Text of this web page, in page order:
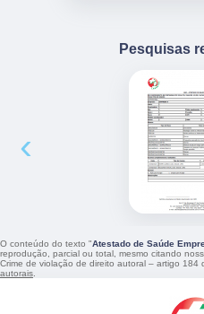
Pesquisas
‹
O conteúdo do texto "Atestado de Saúde
reprodução, parcial ou total, mesmo citando
Crime de violação de direito autoral – artigo 184
autorais.